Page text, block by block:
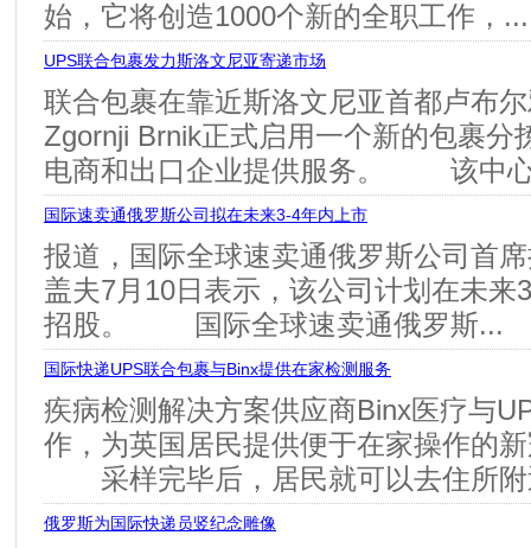
始，它将创造1000个新的全职工作，...
UPS联合包裹发力斯洛文尼亚寄递市场
联合包裹在靠近斯洛文尼亚首都卢布
Zgornji Brnik正式启用一个新的包裹分
电商和出口企业提供服务。 该中
国际速卖通俄罗斯公司拟在未来3-4年内上市
报道，国际全球速卖通俄罗斯公司首
盖夫7月10日表示，该公司计划在未来
招股。 国际全球速卖通俄罗斯...
国际快递UPS联合包裹与Binx提供在家检测服务
疾病检测解决方案供应商Binx医疗与
作，为英国居民提供便于在家操作的
采样完毕后，居民就可以去住所附
俄罗斯为国际快递员竖纪念雕像